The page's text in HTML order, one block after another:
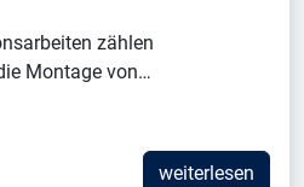
zählen
Montage von…
weiterlesen